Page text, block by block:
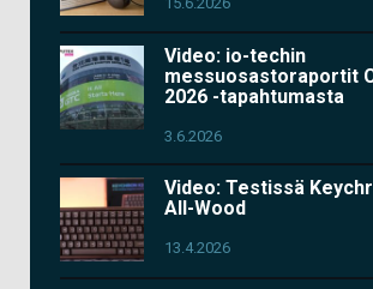
Video: io-techin
messuosastoraportit
2026 -tapahtumasta
3.6.2026
Video: Testissä
All-Wood
13.4.2026